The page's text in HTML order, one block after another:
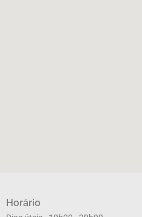
Horário